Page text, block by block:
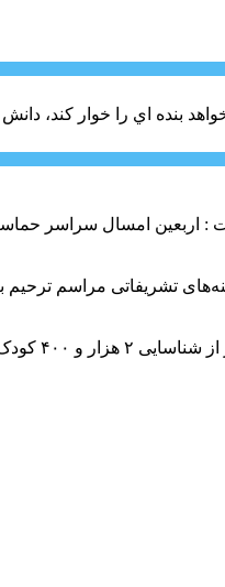
بنده اي را خوار كند،
تشریفاتی مراسم ترحیم